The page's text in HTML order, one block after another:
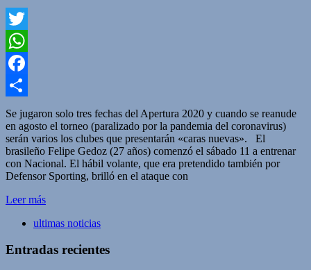
Twitter
WhatsApp
Facebook
Compartir
Se jugaron solo tres fechas del Apertura 2020 y cuando se reanude
en agosto el torneo (paralizado por la pandemia del coronavirus)
serán varios los clubes que presentarán «caras nuevas». El
brasileño Felipe Gedoz (27 años) comenzó el sábado 11 a entrenar
con Nacional. El hábil volante, que era pretendido también por
Defensor Sporting, brilló en el ataque con
Leer más
ultimas noticias
Entradas recientes